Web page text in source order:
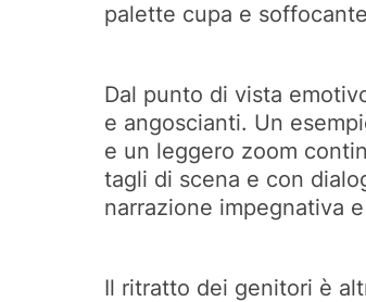
palette cupa e
Dal punto di vista
e angoscianti. Un
e un leggero zoom
tagli di scena e con
narrazione impegnativa
Il ritratto dei genitori è